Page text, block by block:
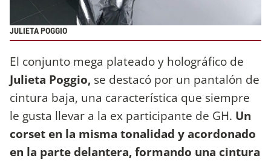
JULIETA POGGIO
El conjunto mega plateado y holográfico de
Julieta Poggio, se destacó por un pantalón de
cintura baja, una característica que siempre
le gusta llevar a la ex participante de GH. Un
corset en la misma tonalidad y acordonado
en la parte delantera, formando una cintura